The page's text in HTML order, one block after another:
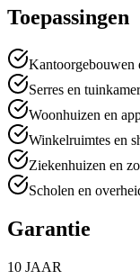
Toepassingen
Kantoorgebouwen
Serres en
Woonhuizen en
Winkelruimtes en
Ziekenhuizen en
Scholen en
Garantie
10 JAAR